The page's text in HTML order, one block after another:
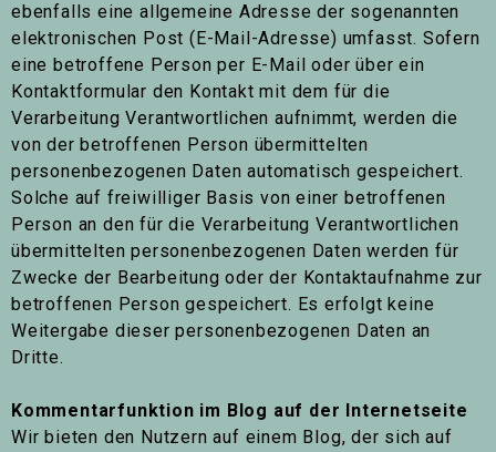
ebenfalls eine allgemeine Adresse der sogenannten
elektronischen Post (E-Mail-Adresse) umfasst. Sofern
eine betroffene Person per E-Mail oder über ein
Kontaktformular den Kontakt mit dem für die
Verarbeitung Verantwortlichen aufnimmt, werden die
von der betroffenen Person übermittelten
personenbezogenen Daten automatisch gespeichert.
Solche auf freiwilliger Basis von einer betroffenen
Person an den für die Verarbeitung Verantwortlichen
übermittelten personenbezogenen Daten werden für
Zwecke der Bearbeitung oder der Kontaktaufnahme zur
betroffenen Person gespeichert. Es erfolgt keine
Weitergabe dieser personenbezogenen Daten an
Dritte.
Kommentarfunktion im Blog auf der Internetseite
Wir bieten den Nutzern auf einem Blog, der sich auf